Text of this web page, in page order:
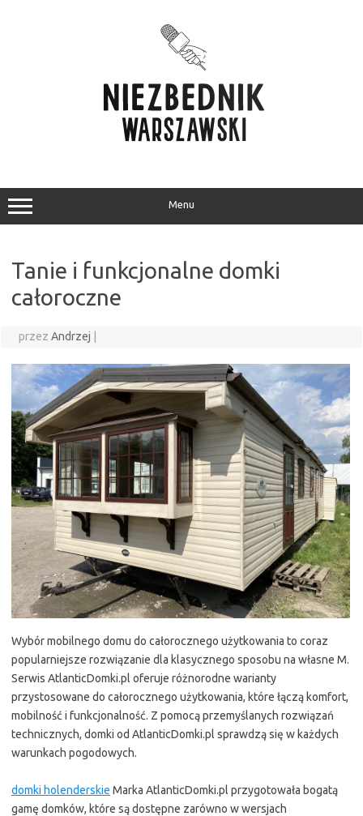
Menu
Tanie i funkcjonalne domki
całoroczne
przez Andrzej
Wybór mobilnego domu do całorocznego użytkowania to coraz
popularniejsze rozwiązanie dla klasycznego sposobu na własne M.
Serwis AtlanticDomki.pl oferuje różnorodne warianty
przystosowane do całorocznego użytkowania, które łączą komfort,
mobilność i funkcjonalność. Z pomocą przemyślanych rozwiązań
technicznych, domki od AtlanticDomki.pl sprawdzą się w każdych
warunkach pogodowych.
domki holenderskie Marka AtlanticDomki.pl przygotowała bogatą
gamę domków, które są dostępne zarówno w wersjach